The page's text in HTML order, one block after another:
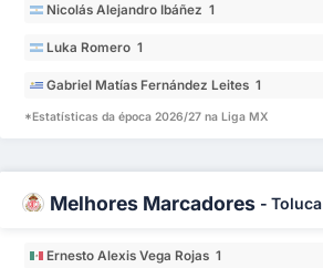
Nicolás Alejandro Ibáñez 1
Luka Romero 1
Gabriel Matías Fernández Leites 1
*Estatísticas da época 2026/27 na Liga MX
Melhores Marcadores - Toluca
Ernesto Alexis Vega Rojas 1